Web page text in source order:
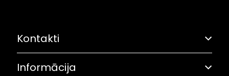
Kontakti
Adrese: Grostonas iela 6B, Rīga
Informācija